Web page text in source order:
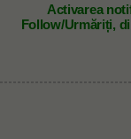
Activarea
Follow/Urmăriți,